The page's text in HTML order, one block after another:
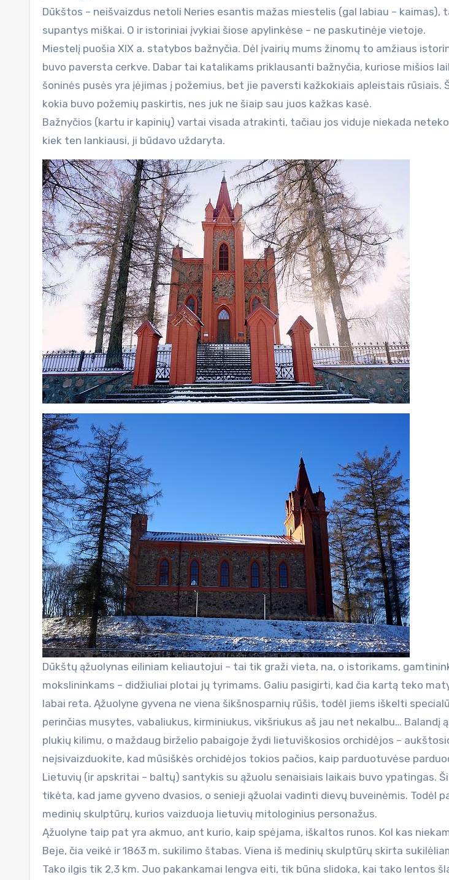
Dūkštos – neišvaizdus netoli Neries esantis mažas miestelis (gal labiau – kaimas),
supantys miškai. O ir istoriniai įvykiai šiose apylinkėse – ne paskutinėje vietoje.
Miestelį puošia XIX a. statybos bažnyčia. Dėl įvairių mums žinomų to amžiaus
buvo paversta cerkve. Dabar tai katalikams priklausanti bažnyčia, kuriose mišios
šoninės pusės yra įėjimas į požemius, bet jie paversti kažkokiais apleistais rūsiais.
kokia buvo požemių paskirtis, nes juk ne šiaip sau juos kažkas kasė.
Bažnyčios (kartu ir kapinių) vartai visada atrakinti, tačiau jos viduje niekada
kiek ten lankiausi, ji būdavo uždaryta.
Dūkštų ąžuolynas eiliniam keliautojui – tai tik graži vieta, na, o istorikams,
mokslininkams – didžiuliai plotai jų tyrimams. Galiu pasigirti, kad čia kartą teko
labai reta. Ąžuolyne gyvena ne viena šikšnosparnių rūšis, todėl jiems iškelti
perinčias musytes, vabaliukus, kirminiukus, vikšriukus aš jau net nekalbu… Balandį
plukių kilimu, o maždaug birželio pabaigoje žydi lietuviškosios orchidėjos –
neįsivaizduokite, kad mūsiškės orchidėjos tokios pačios, kaip parduotuvėse
Lietuvių (ir apskritai – baltų) santykis su ąžuolu senaisiais laikais buvo ypatingas.
tikėta, kad jame gyveno dvasios, o senieji ąžuolai vadinti dievų buveinėmis. Todėl
medinių skulptūrų, kurios vaizduoja lietuvių mitologinius personažus.
Ąžuolyne taip pat yra akmuo, ant kurio, kaip spėjama, iškaltos runos. Kol kas
Beje, čia veikė ir 1863 m. sukilimo štabas. Viena iš medinių skulptūrų skirta
Tako ilgis tik 2,3 km. Juo pakankamai lengva eiti, tik būna slidoka, kai tako lentos